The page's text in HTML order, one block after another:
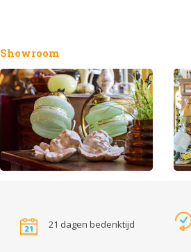
Showroom
21 dagen bedenktijd